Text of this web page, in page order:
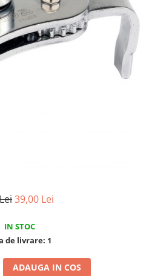
39,00 Lei
IN STOC
de livrare: 1
ADAUGA IN COS